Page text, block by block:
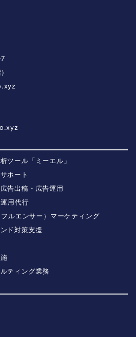
ツール「ミーエル」
ポート
告出稿・広告運用
用代行
ルエンサー）マーケティング
ド対策支援
ティング業務